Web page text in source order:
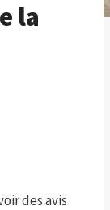
la
des avis